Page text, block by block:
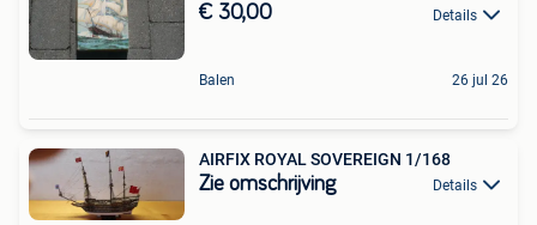
€ 30,00 Details
Balen 26 jul 26
AIRFIX ROYAL SOVEREIGN 1/168
Zie omschrijving Details